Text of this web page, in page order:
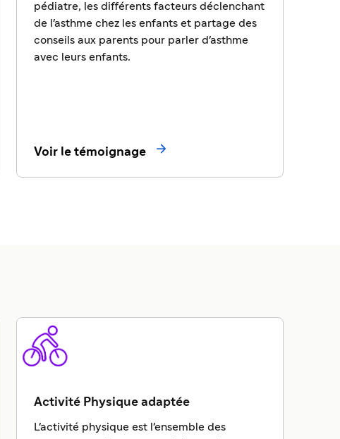
pédiatre, les différents facteurs déclenchant
de l'asthme chez les enfants et partage des
conseils aux parents pour parler d'asthme
avec leurs enfants.
Voir le témoignage 
Activité Physique adaptée
L'activité physique est l'ensemble des